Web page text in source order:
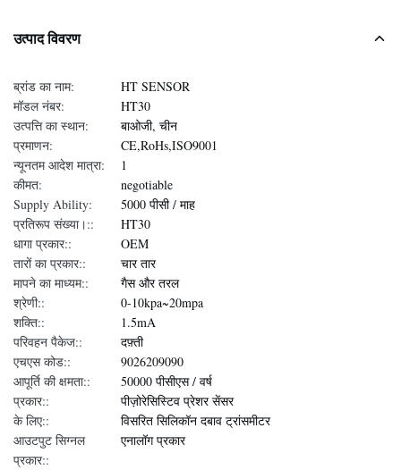
उत्पाद विवरण
ब्रांड का नाम:
HT SENSOR
मॉडल नंबर:
HT30
उत्पत्ति का स्थान:
बाओजी, चीन
प्रमाणन:
CE,RoHs,ISO9001
न्यूनतम आदेश मात्रा:
1
कीमत:
negotiable
Supply Ability:
5000 पीसी / माह
प्रतिरूप संख्या।::
HT30
धागा प्रकार::
OEM
तारों का प्रकार::
चार तार
मापने का माध्यम::
गैस और तरल
श्रेणी::
0-10kpa~20mpa
शक्ति::
1.5mA
परिवहन पैकेज::
दफ़्ती
एचएस कोड::
9026209090
आपूर्ति की क्षमता::
50000 पीसीएस / वर्ष
प्रकार::
पीज़ोरेसिस्टिव प्रेशर सेंसर
के लिए::
विसरित सिलिकॉन दबाव ट्रांसमीटर
आउटपुट सिग्नल
प्रकार::
एनालॉग प्रकार